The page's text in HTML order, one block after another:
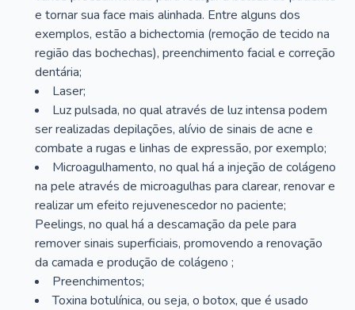
e tornar sua face mais alinhada. Entre alguns dos
exemplos, estão a bichectomia (remoção de tecido na
região das bochechas), preenchimento facial e correção
dentária;
Laser;
Luz pulsada, no qual através de luz intensa podem
ser realizadas depilações, alívio de sinais de acne e
combate a rugas e linhas de expressão, por exemplo;
Microagulhamento, no qual há a injeção de colágeno
na pele através de microagulhas para clarear, renovar e
realizar um efeito rejuvenescedor no paciente;
Peelings, no qual há a descamação da pele para
remover sinais superficiais, promovendo a renovação
da camada e produção de colágeno ;
Preenchimentos;
Toxina botulínica, ou seja, o botox, que é usado